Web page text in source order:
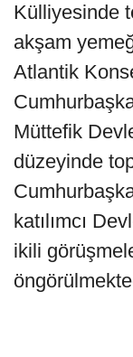
Külliyesinde
akşam
Atlantik
Müttefik
düzeyinde
katılımcı
ikili